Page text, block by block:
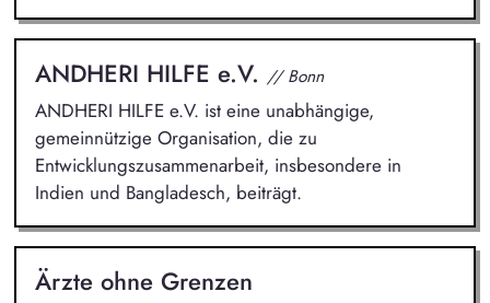
ANDHERI HILFE e.V. // Bonn
ANDHERI HILFE e.V. ist eine unabhängige,
gemeinnützige Organisation, die zu
Entwicklungszusammenarbeit, insbesondere in
Indien und Bangladesch, beiträgt.
Ärzte ohne Grenzen